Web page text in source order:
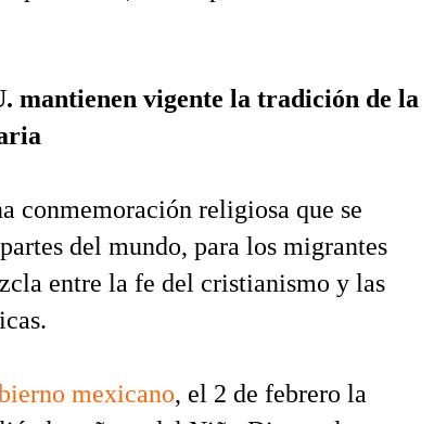
mantienen vigente la tradición de la
conmemoración religiosa que se
del mundo, para los migrantes
entre la fe del cristianismo y las
mexicano, el 2 de febrero la